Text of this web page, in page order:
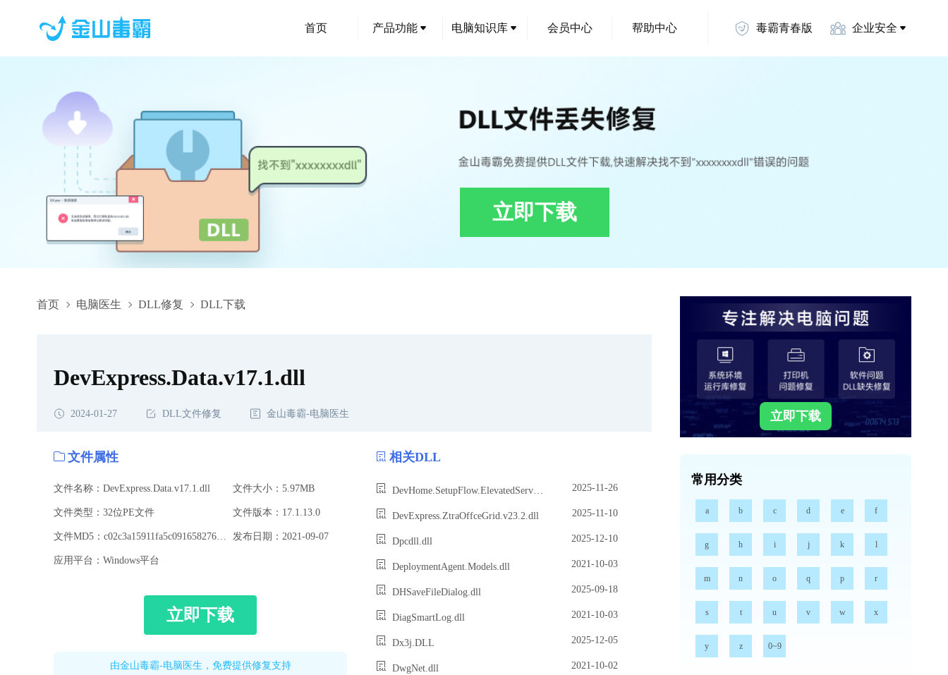
首页 产品功能 电脑知识库 会员中心 帮助中心 毒霸青春版 企业安全
立即下载
首页 电脑医生 DLL修复 DLL下载
DevExpress.Data.v17.1.dll,DevExpress.Data.v17.1.dll下载,DevExpress.Data.v17.1.dll修复
DevExpress.Data.v17.1.dll
2024-01-27 DLL文件修复 金山毒霸-电脑医生
文件属性
文件名称：DevExpress.Data.v17.1.dll 文件大小：5.97MB
文件类型：32位PE文件 文件版本：17.1.13.0
发布日期：2021-09-07
应用平台：Windows平台
立即下载
由金山毒霸-电脑医生，免费提供修复支持
相关DLL
DevHome.SetupFlow.ElevatedServer.dll 2025-11-26
DevExpress.ZtraOffceGrid.v23.2.dll 2025-11-10
Dpcdll.dll 2025-12-10
DeploymentAgent.Models.dll 2021-10-03
DHSaveFileDialog.dll 2025-09-18
DiagSmartLog.dll 2021-10-03
Dx3j.DLL 2025-12-05
DwgNet.dll 2021-10-02
立即下载
常用分类
a b c d e f
g h i j k l
m n o q p r
s t u v w x
y z 0~9